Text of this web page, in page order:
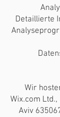
Detaillierte
Wir
Wix.com Ltd.,
Aviv